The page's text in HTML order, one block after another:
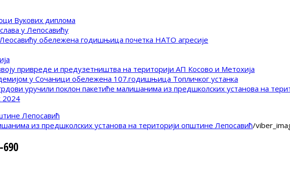
Вукових диплома
у Лепосавићу
обележена годишњица почетка НАТО агресије
привреде и предузетништва на територији АП Косово и Метохија
у Сочаници обележена 107.годишњица Топличког устанка
уручили поклон пакетиће малишанима из предшколских установа на
из предшколских установа на територији општине Лепосавић/